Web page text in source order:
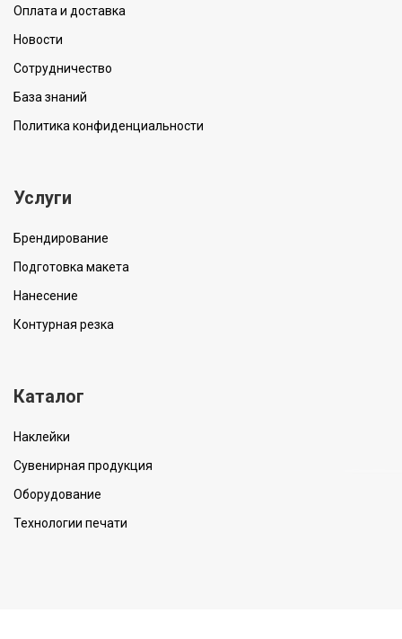
Оплата и доставка
Новости
Сотрудничество
База знаний
Политика конфиденциальности
Услуги
Брендирование
Подготовка макета
Нанесение
Контурная резка
Каталог
Наклейки
Сувенирная продукция
Оборудование
Технологии печати